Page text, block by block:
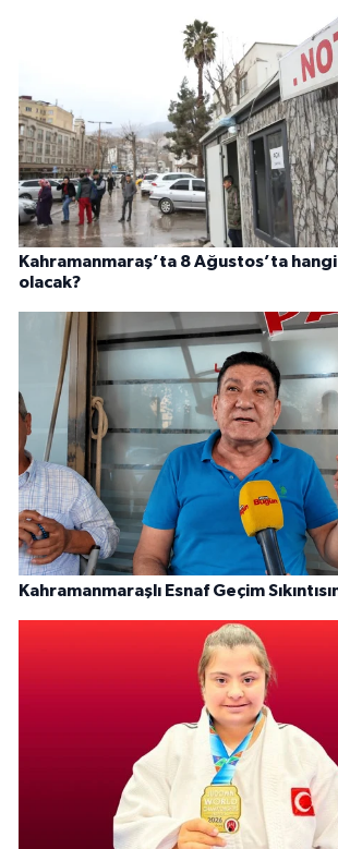
Kahramanmaraş’ta 8 Ağustos’ta
olacak?
Kahramanmaraşlı Esnaf Geçim